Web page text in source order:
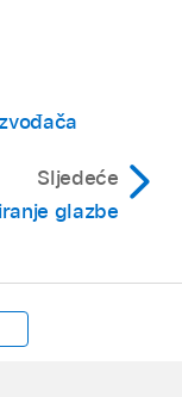
Sljedeće
glazbe